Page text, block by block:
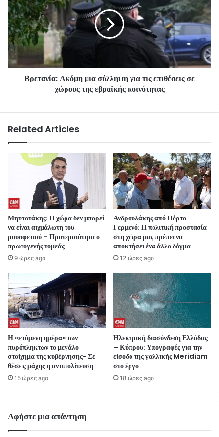
Βρετανία: Ακόμη μια σύλληψη για τις επιθέσεις σε
χώρους της εβραϊκής κοινότητας
Related Articles
Μητσοτάκης: Η χώρα δεν μπορεί
να είναι αιχμάλωτη του
ρουσφετιού – Προτεραιότητα ο
πρωτογενής τομεάς
9 ώρες ago
Ανδρουλάκης από Πόρτο
Γερμενό: Η πολιτική προστασία
στη χώρα μας πρέπει να
αποκτήσει ένα άλλο δόγμα
12 ώρες ago
Η «επόμενη ημέρα» των
πυρόπληκτων το μεγάλο
στοίχημα της κυβέρνησης- Σε
θέσεις μάχης η αντιπολίτευση
15 ώρες ago
Ηλεκτρική διασύνδεση Ελλάδας
– Κύπρου: Υπογραφές για την
είσοδο της γαλλικής Meridiam
στο έργο
18 ώρες ago
Αφήστε μια απάντηση